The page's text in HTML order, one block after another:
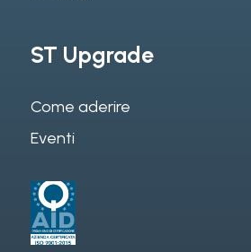
ST Upgrade
Come aderire
Eventi